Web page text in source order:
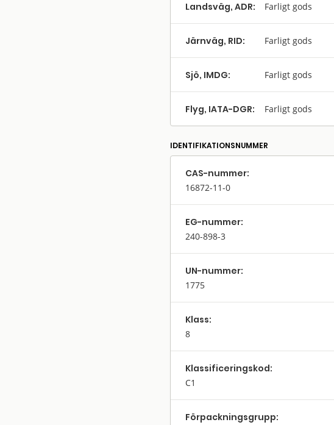
Landsväg, ADR: Farligt gods
Järnväg, RID: Farligt gods
Sjö, IMDG: Farligt gods
Flyg, IATA-DGR: Farligt gods
IDENTIFIKATIONSNUMMER
CAS-nummer:
16872-11-0
EG-nummer:
240-898-3
UN-nummer:
1775
Klass:
8
Klassifi­cerings­kod:
C1
Förpack­nings­grupp: